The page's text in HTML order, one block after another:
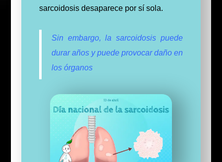
sarcoidosis desaparece por sí sola.
Sin embargo, la sarcoidosis puede
durar años y puede provocar daño en
los órganos